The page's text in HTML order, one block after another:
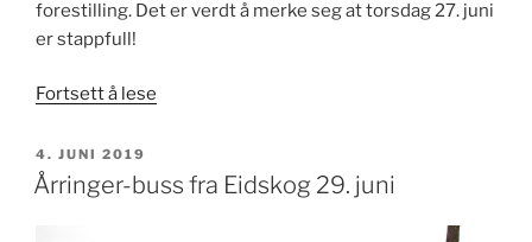
forestilling. Det er verdt å merke seg at torsdag 27. juni
er stappfull!
Fortsett å lese
deg
PUBLISERT
4. JUNI 2019
Årringer-buss fra Eidskog 29. juni